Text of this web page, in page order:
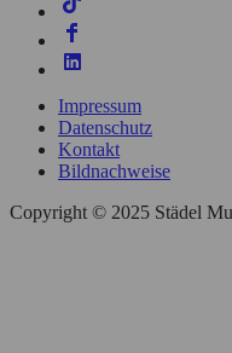
Impressum
Datenschutz
Kontakt
Bildnachweise
Copyright © 2025 Städel